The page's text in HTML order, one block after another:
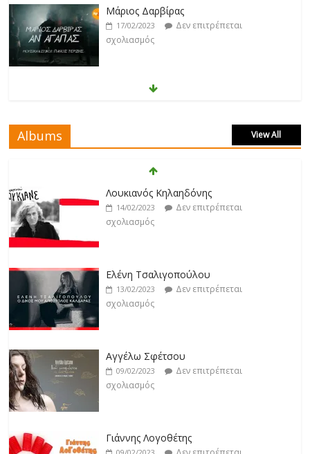
Μάριος Δαρβίρας
17/02/2023
Δεν επιτρέπεται
σχολιασμός
Άρτεμις Ρέντζιου
19/02/2023
Δεν επιτρέπεται
σχολιασμός
19/02/2023
Δεν επιτρέπεται
σχολιασμός
18/02/2023
Δεν επιτρέπεται
σχολιασμός
Albums View All
Λουκιανός Κηλαηδόνης
14/02/2023
Δεν επιτρέπεται
σχολιασμός
Ελένη Τσαλιγοπούλου
13/02/2023
Δεν επιτρέπεται
σχολιασμός
Αγγέλω Σφέτσου
09/02/2023
Δεν επιτρέπεται
σχολιασμός
Γιάννης Λογοθέτης